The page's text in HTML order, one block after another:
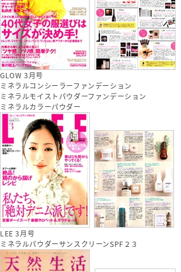
GLOW 3月号
ミネラルコンシーラーファンデーション
ミネラルモイストパウダーファンデーション
ミネラルカラーパウダー
LEE 3月号
ミネラルパウダーサンスクリーンSPF２３